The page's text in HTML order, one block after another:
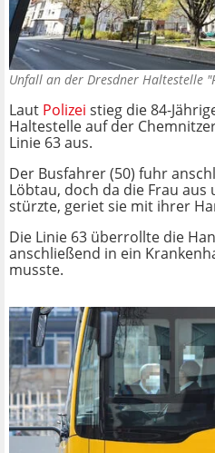
Unfall an der Dresdner Haltestelle
Laut Polizei stieg die 84-
Haltestelle auf der
Linie 63 aus.
Der Busfahrer (50) fuhr
Löbtau, doch da die Frau
stürzte, geriet sie mit ihrer
Die Linie 63 überrollte die
anschließend in ein
musste.